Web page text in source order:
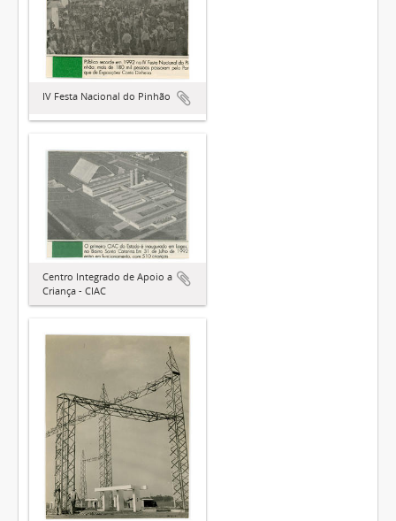
IV Festa Nacional do Pinhão
Centro Integrado de Apoio a
Criança - CIAC